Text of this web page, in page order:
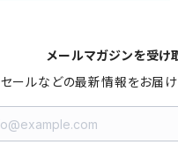
メールマガジンを受け
セールなどの最新情報をお届け